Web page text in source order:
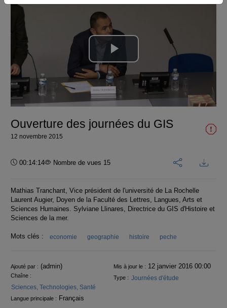
Lire
la
vidéo
Ouverture des journées du GIS
12 novembre 2015
Durée :
00:14:14 Nombre de vues 15
Mathias Tranchant, Vice président de l'université de La Rochelle
Laurent Augier, Doyen de la Faculté des Lettres, Langues, Arts et
Sciences Humaines. Sylviane Llinares, Directrice du GIS d'Histoire et
Sciences de la mer.
Mots clés : economie geographie histoire peche
Informations
Ajouté par : (admin) Mis à jour le : 12 janvier 2016 00:00
Chaîne :
Sciences, Technologies, Santé
Type : Journées d'étude
Langue principale : Français